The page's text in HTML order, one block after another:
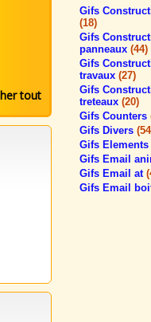
tout
Gifs
(18)
Gifs
panneaux (44)
Gifs
travaux (27)
Gifs
treteaux (20)
Gifs Counters
Gifs Divers
Gifs Elements
Gifs Email
Gifs Email at
Gifs Email